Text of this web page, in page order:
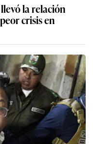
la relación
crisis en